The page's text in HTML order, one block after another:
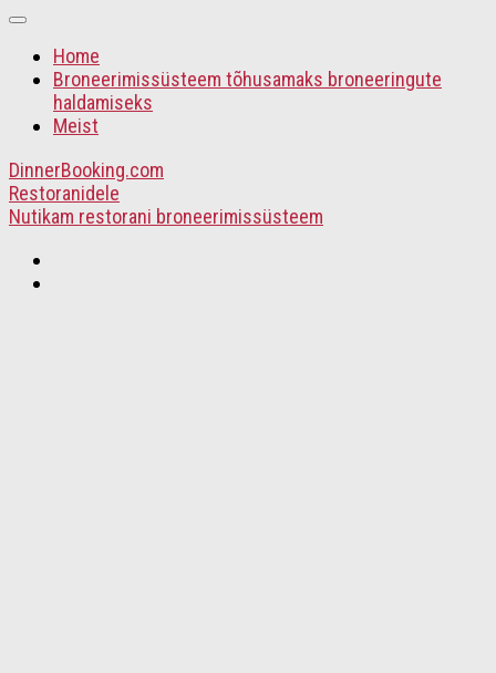
Home
Broneerimissüsteem tõhusamaks broneeringute
haldamiseks
Meist
DinnerBooking.com
Restoranidele
Nutikam restorani broneerimissüsteem